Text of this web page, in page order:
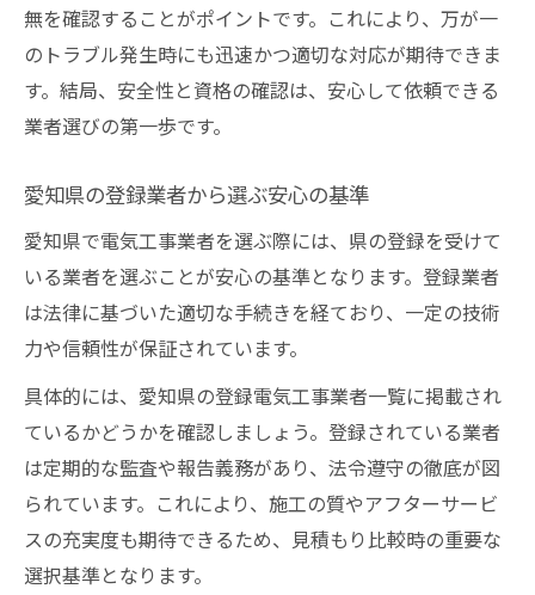
無を確認することがポイントです。これにより、万が一
のトラブル発生時にも迅速かつ適切な対応が期待できま
す。結局、安全性と資格の確認は、安心して依頼できる
業者選びの第一歩です。
愛知県の登録業者から選ぶ安心の基準
愛知県で電気工事業者を選ぶ際には、県の登録を受けて
いる業者を選ぶことが安心の基準となります。登録業者
は法律に基づいた適切な手続きを経ており、一定の技術
力や信頼性が保証されています。
具体的には、愛知県の登録電気工事業者一覧に掲載され
ているかどうかを確認しましょう。登録されている業者
は定期的な監査や報告義務があり、法令遵守の徹底が図
られています。これにより、施工の質やアフターサービ
スの充実度も期待できるため、見積もり比較時の重要な
選択基準となります。